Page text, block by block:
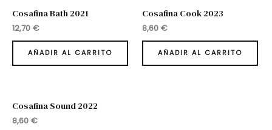
Cosafina Bath 2021
12,70 €
AÑADIR AL CARRITO
Cosafina Cook 2023
8,60 €
AÑADIR AL CARRITO
Cosafina Sound 2022
8,60 €